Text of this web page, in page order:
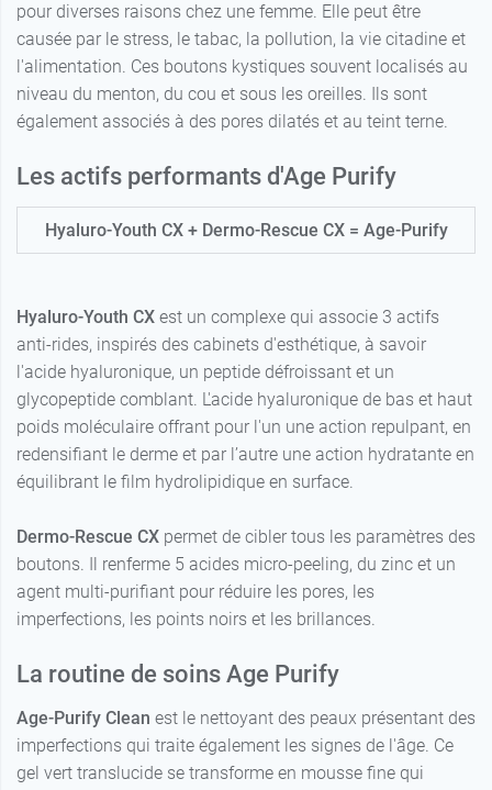
pour diverses raisons chez une femme. Elle peut être
causée par le stress, le tabac, la pollution, la vie citadine et
l'alimentation. Ces boutons kystiques souvent localisés au
niveau du menton, du cou et sous les oreilles. Ils sont
également associés à des pores dilatés et au teint terne.
Les actifs performants d'Age Purify
Hyaluro-Youth CX + Dermo-Rescue CX = Age-Purify
Hyaluro-Youth CX est un complexe qui associe 3 actifs
anti-rides, inspirés des cabinets d'esthétique, à savoir
l'acide hyaluronique, un peptide défroissant et un
glycopeptide comblant. L'acide hyaluronique de bas et haut
poids moléculaire offrant pour l'un une action repulpant, en
redensifiant le derme et par l’autre une action hydratante en
équilibrant le film hydrolipidique en surface.
Dermo-Rescue CX permet de cibler tous les paramètres des
boutons. Il renferme 5 acides micro-peeling, du zinc et un
agent multi-purifiant pour réduire les pores, les
imperfections, les points noirs et les brillances.
La routine de soins Age Purify
Age-Purify Clean est le nettoyant des peaux présentant des
imperfections qui traite également les signes de l'âge. Ce
gel vert translucide se transforme en mousse fine qui